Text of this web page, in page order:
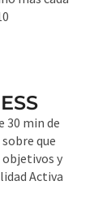
30 min de
que
objetivos y
Activa